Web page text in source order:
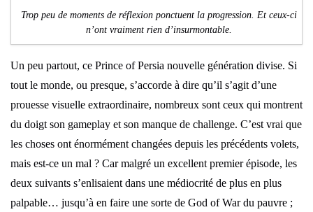
Trop peu de moments de réflexion ponctuent la progression. Et ceux-ci
n’ont vraiment rien d’insurmontable.
Un peu partout, ce Prince of Persia nouvelle génération divise. Si
tout le monde, ou presque, s’accorde à dire qu’il s’agit d’une
prouesse visuelle extraordinaire, nombreux sont ceux qui montrent
du doigt son gameplay et son manque de challenge. C’est vrai que
les choses ont énormément changées depuis les précédents volets,
mais est-ce un mal ? Car malgré un excellent premier épisode, les
deux suivants s’enlisaient dans une médiocrité de plus en plus
palpable… jusqu’à en faire une sorte de God of War du pauvre ;